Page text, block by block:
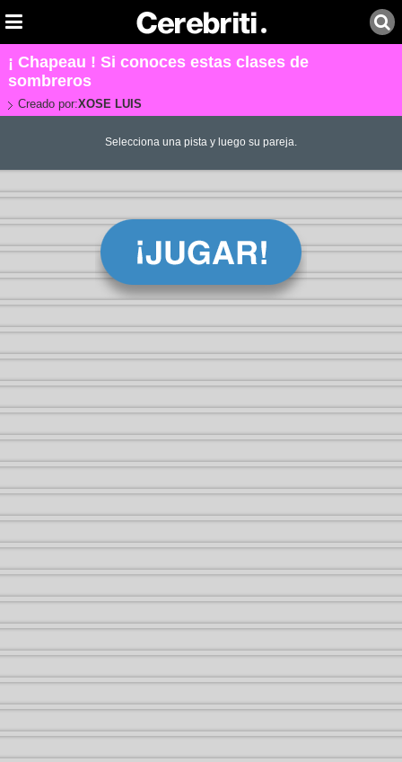
¡ Chapeau ! Si conoces estas clases de
sombreros
Creado por:XOSE LUIS
Selecciona una pista y luego su pareja.